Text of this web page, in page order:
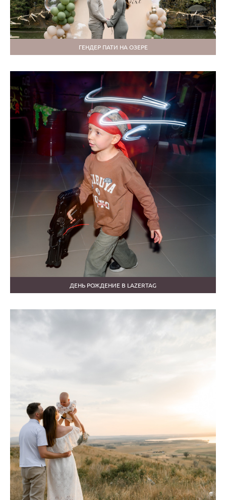
ГЕНДЕР ПАТИ НА ОЗЕРЕ
ДЕНЬ РОЖДЕНИЕ В LAZERTAG